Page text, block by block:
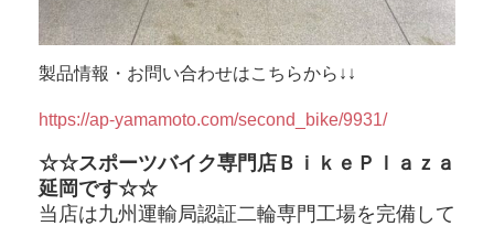
製品情報・お問い合わせはこちらから↓↓
https://ap-yamamoto.com/second_bike/9931/
☆☆スポーツバイク専門店ＢｉｋｅＰｌａｚａ
延岡です☆☆
当店は九州運輸局認証二輪専門工場を完備して